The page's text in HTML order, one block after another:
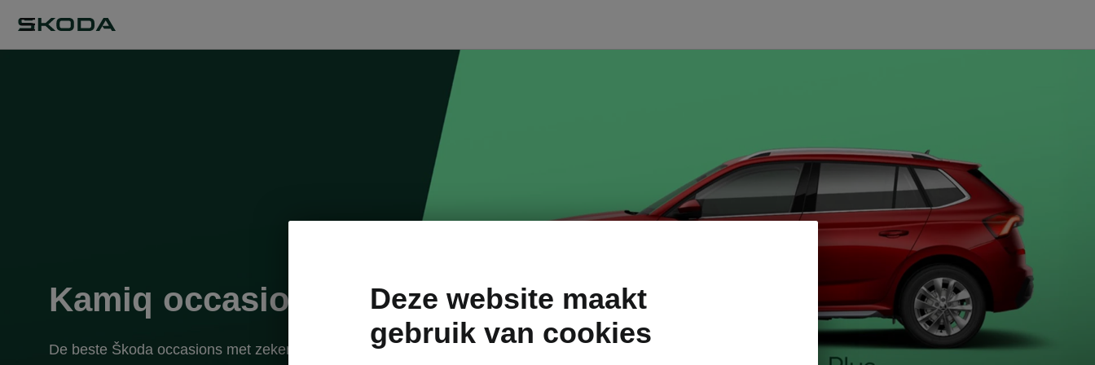
Kamiq occasions
De beste Škoda occasions met zekerheid
Deze website maakt
gebruik van cookies